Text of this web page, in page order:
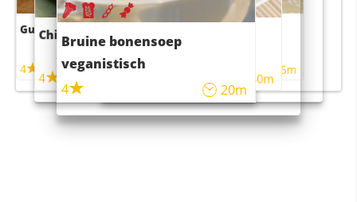
Guacamole
4
Chili con carne
4 45m
Bruine bonensoep
veganistisch
4
20m
Sushi rijstsalade
maaltijdsalade
40m
4 55m